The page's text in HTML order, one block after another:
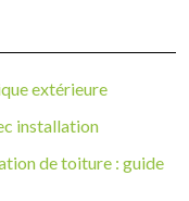
extérieure
installation
de toiture : guide